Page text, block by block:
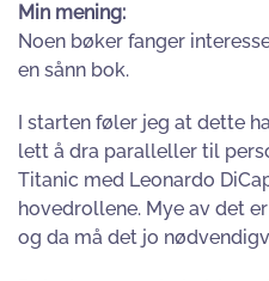
Min mening:
Noen bøker fanger
en sånn bok.
I starten føler jeg at dette
lett å dra paralleller til
Titanic med Leonardo
hovedrollene. Mye av det
og da må det jo